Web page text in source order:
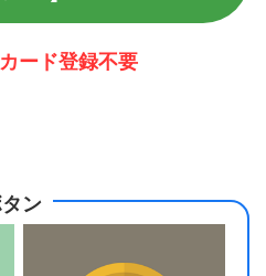
ード登録不要
ン